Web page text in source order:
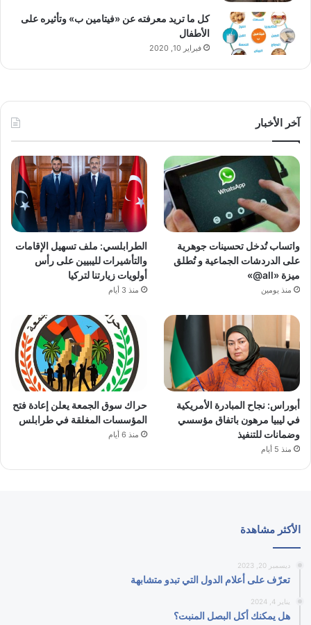
كل ما تريد معرفته عن «فيتامين ب» وتأثيره على
الأطفال
فبراير 10, 2020
آخر الأخبار
واتساب تُدخل تحسينات جوهرية
على الدردشات الجماعية و تُطلق
ميزة «all@»
منذ يومين
الطرابلسي: ملف تسهيل الإقامات
والتأشيرات لليبيين على رأس
أولويات زيارتنا لتركيا
منذ 3 أيام
أبوراس: نجاح المبادرة الأمريكية
في ليبيا مرهون باتفاق مؤسسي
وضمانات للتنفيذ
منذ 5 أيام
حراك سوق الجمعة يعلن إعادة فتح
المؤسسات المغلقة في طرابلس
منذ 6 أيام
الأكثر مشاهدة
ديسمبر 20, 2023
تعرّف على أعلام الدول التي تبدو متشابهة
يناير 4, 2024
هل يمكنك أكل البصل المنبت؟